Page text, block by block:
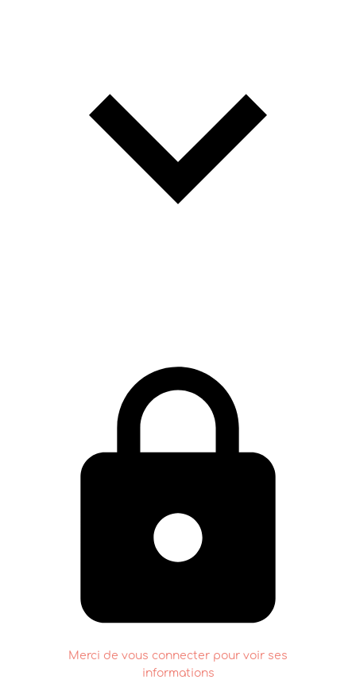
Merci de vous connecter pour voir ses
informations